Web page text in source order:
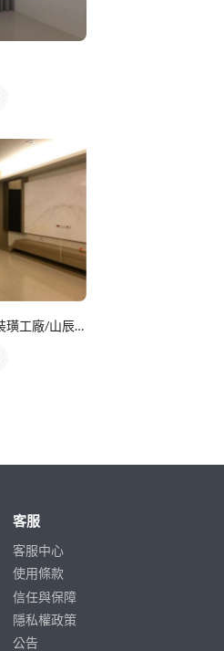
小榆窗簾地板壁紙裝璜工廠/山辰室內設計
客服
客服中心
使用條款
信任與保障
隱私權政策
公告